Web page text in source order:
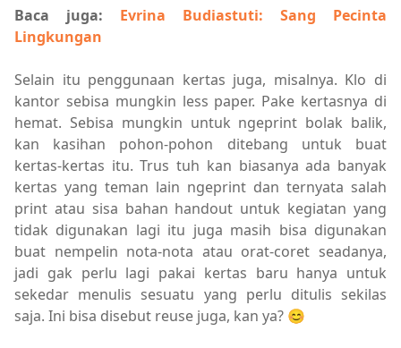
Baca juga: Evrina Budiastuti: Sang Pecinta
Lingkungan
Selain itu penggunaan kertas juga, misalnya. Klo di
kantor sebisa mungkin less paper. Pake kertasnya di
hemat. Sebisa mungkin untuk ngeprint bolak balik,
kan kasihan pohon-pohon ditebang untuk buat
kertas-kertas itu. Trus tuh kan biasanya ada banyak
kertas yang teman lain ngeprint dan ternyata salah
print atau sisa bahan handout untuk kegiatan yang
tidak digunakan lagi itu juga masih bisa digunakan
buat nempelin nota-nota atau orat-coret seadanya,
jadi gak perlu lagi pakai kertas baru hanya untuk
sekedar menulis sesuatu yang perlu ditulis sekilas
saja. Ini bisa disebut reuse juga, kan ya? 😊